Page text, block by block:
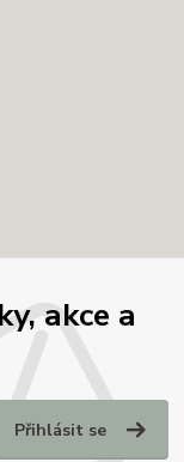
akce a
Přihlásit se